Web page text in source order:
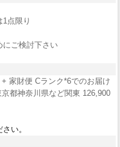
1点限り
にご検討下さい
家財便 Cランク*6でのお届け
都神奈川県など関東 126,900
い。